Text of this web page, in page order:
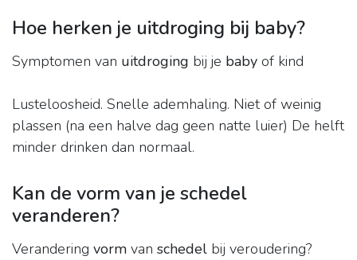
Hoe herken je uitdroging bij baby?
Symptomen van uitdroging bij je baby of kind
Lusteloosheid. Snelle ademhaling. Niet of weinig
plassen (na een halve dag geen natte luier) De helft
minder drinken dan normaal.
Kan de vorm van je schedel
veranderen?
Verandering vorm van schedel bij veroudering?